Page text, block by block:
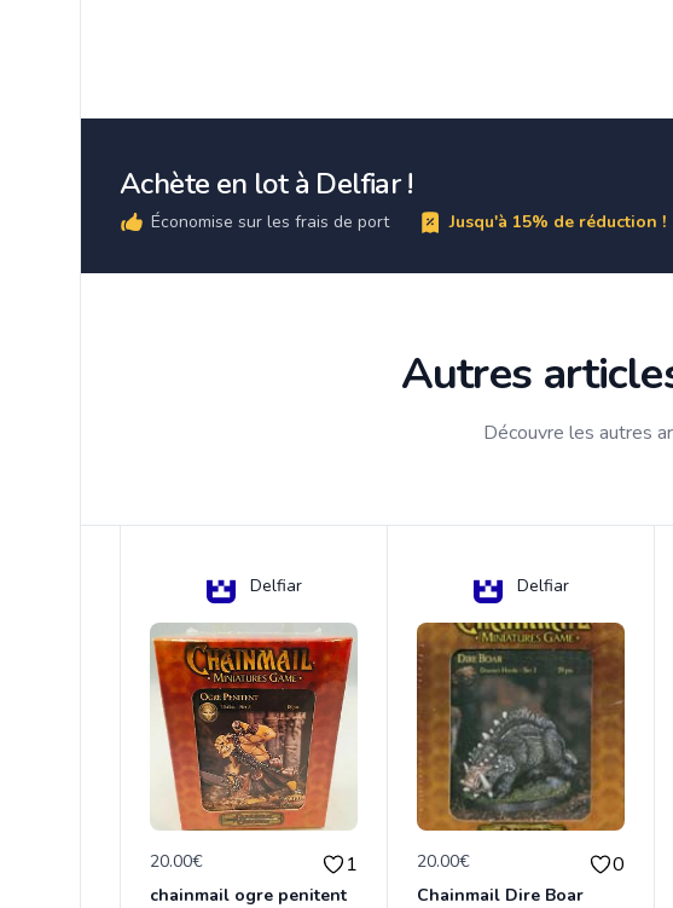
Achète en lot à Delfiar !
Économise sur les frais de port Jusqu'à 15% de réduction !
Autres
Découvre les autres
Delfiar
20.00€ 1
chainmail ogre penitent
Delfiar
20.00€ 0
Chainmail Dire Boar